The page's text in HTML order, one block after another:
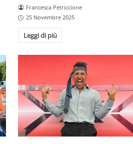
Francesca Petriccione
25 Novembre 2025
Leggi di più